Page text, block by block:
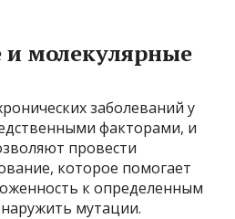
и молекулярные
заболеваний у
факторами, и
провести
которое помогает
к определенным
мутации.